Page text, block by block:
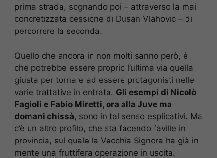
prima strada, sognando poi – attraverso la mai
concretizzata cessione di Dusan Vlahovic – di
percorrere la seconda.
Quello che ancora in non molti sanno però, è
che potrebbe essere proprio l’ultima via quella
giusta per tornare ad essere protagonisti nelle
varie trattative in entrata. Gli esempi di Nicolò
Fagioli e Fabio Miretti, ora alla Juve ma
domani chissà, sono in tal senso esplicativi. Ma
c’è un altro profilo, che sta facendo faville in
provincia, sul quale la Vecchia Signora ha già in
mente una fruttifera operazione in uscita.